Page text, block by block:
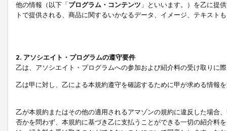
他の情報（以下「プログラム・コンテンツ 」といいます。）を乙に提
トで提供される、商品に関するいかなるデータ、イメージ、テキス
2. アソシエイト・プログラムの遵守要件
乙は、アソシエイト・プログラムへの参加および紹介料の受け取りに
乙は甲に対し、乙による本規約遵守を確認するために甲が求める情報
乙が本規約またはその他の適用されるアマゾンの規約に違反した場合
否かを問わず、本規約に基づき乙に支払うことができる一切の紹介料